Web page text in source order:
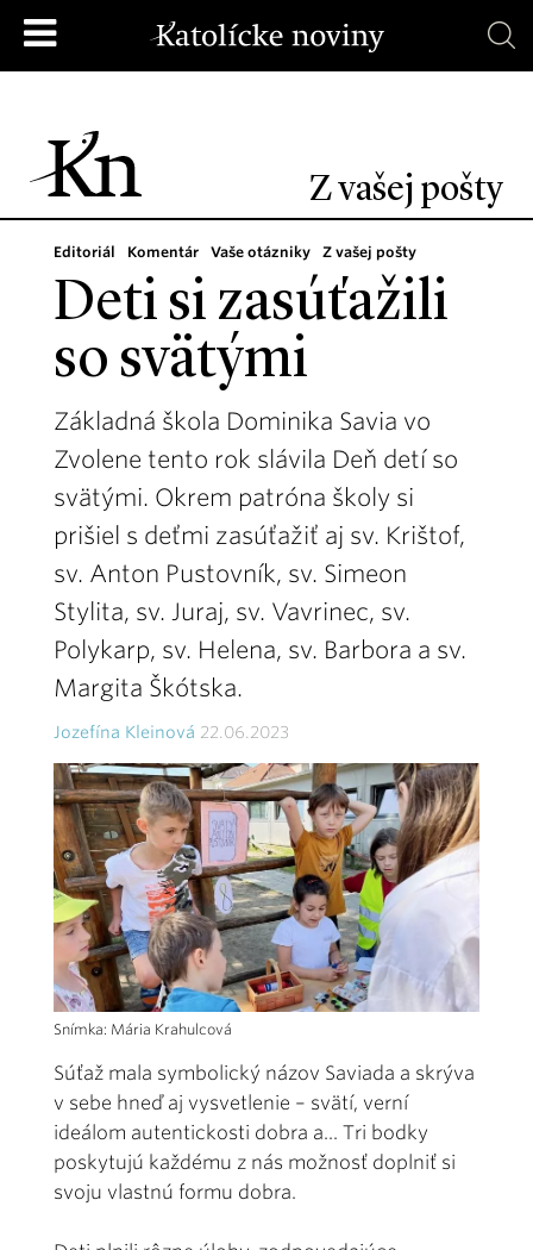
Z vašej pošty
Editoriál Komentár Vaše otázniky Z vašej pošty
Deti si zasúťažili
so svätými
Základná škola Dominika Savia vo
Zvolene tento rok slávila Deň detí so
svätými. Okrem patróna školy si
prišiel s deťmi zasúťažiť aj sv. Krištof,
sv. Anton Pustovník, sv. Simeon
Stylita, sv. Juraj, sv. Vavrinec, sv.
Polykarp, sv. Helena, sv. Barbora a sv.
Margita Škótska.
Jozefína Kleinová 22.06.2023
Snímka: Mária Krahulcová
Súťaž mala symbolický názov Saviada a skrýva
v sebe hneď aj vysvetlenie – svätí, verní
ideálom autentickosti dobra a... Tri bodky
poskytujú každému z nás možnosť doplniť si
svoju vlastnú formu dobra.